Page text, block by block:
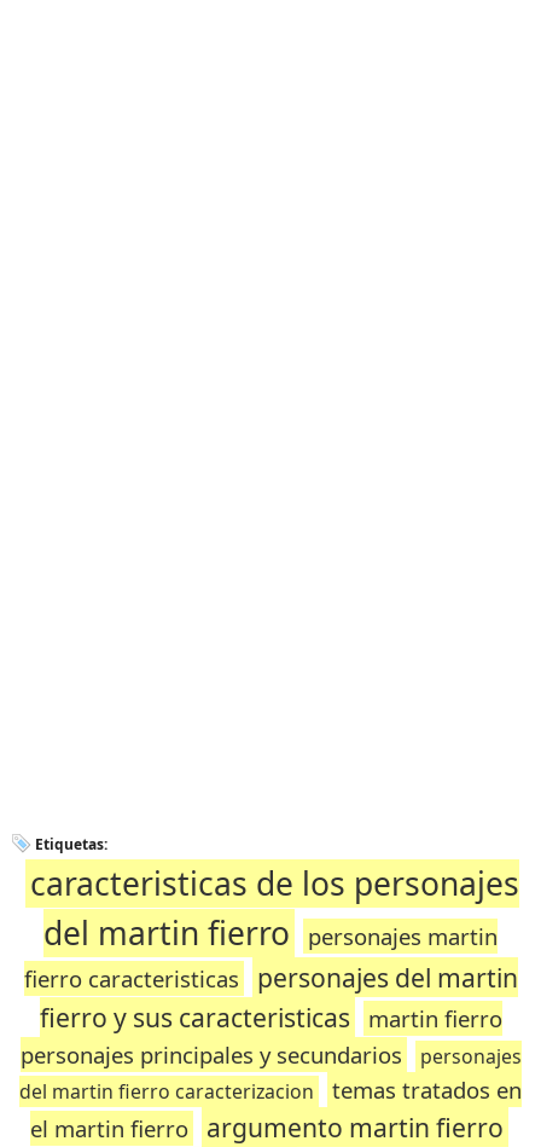
Etiquetas:
caracteristicas de los personajes
del martin fierro
personajes martin
fierro caracteristicas
personajes del martin
fierro y sus caracteristicas
martin fierro
personajes principales y secundarios
personajes
del martin fierro caracterizacion
temas tratados en
el martin fierro
argumento martin fierro